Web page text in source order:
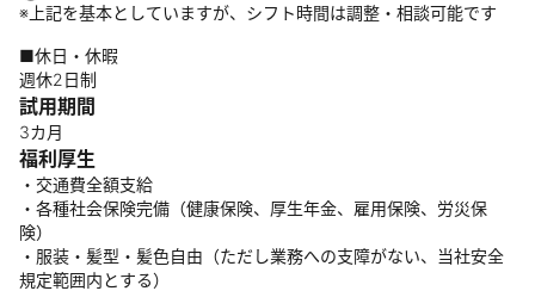
※上記を基本としていますが、シフト時間は調整・相談可能です
■休日・休暇
週休2日制
試用期間
3カ月
福利厚生
・交通費全額支給
・各種社会保険完備（健康保険、厚生年金、雇用保険、労災保
険）
・服装・髪型・髪色自由（ただし業務への支障がない、当社安全
規定範囲内とする）